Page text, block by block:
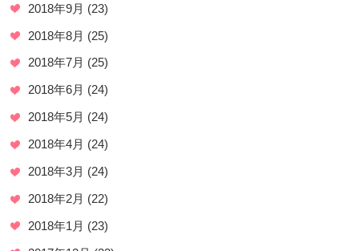
2018年9月 (23)
2018年8月 (25)
2018年7月 (25)
2018年6月 (24)
2018年5月 (24)
2018年4月 (24)
2018年3月 (24)
2018年2月 (22)
2018年1月 (23)